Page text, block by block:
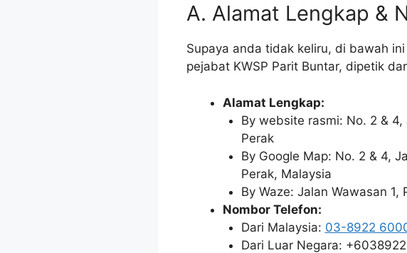
A. Alamat Lengkap &
Supaya anda tidak keliru, di bawah
pejabat KWSP Parit Buntar, dipetik
Alamat Lengkap:
By website rasmi: No. 2 &
Perak
By Google Map: No. 2 & 4,
Perak, Malaysia
By Waze: Jalan Wawasan 1,
Nombor Telefon:
Dari Malaysia: 03-8922
Dari Luar Negara: